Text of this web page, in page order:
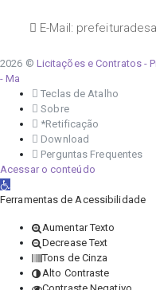
E-Mail:
2026 © Licitações e Contratos -
- Ma
Teclas de Atalho
Sobre
*Retificação
Download
Perguntas Frequentes
Acessar o conteúdo
Abrir a barra de ferramentas
Ferramentas de Acessibilidade
Aumentar Texto
Decrease Text
Tons de Cinza
Alto Contraste